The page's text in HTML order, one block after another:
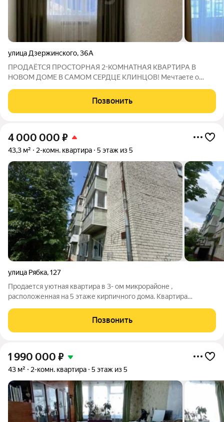
улица Дзержинского,36А
ПРОДАЁТСЯ ПРОСТОРНАЯ 2-КОМНАТНАЯ КВАРТИРА В
НОВОМ ДОМЕ В САМОМ СЕРДЦЕ КЛИНЦОВ! Мечтаете о
требует дополнительных вложений? Ваш идеальный вариант
найден! О КВАРТИРЕ И РЕМОНТЕ: Продаётся светлая
Позвонить
4 000 000 ₽
43,3 м² 2-комн. квартира 5 этаж из 5
улица Рябка,127
Продается уютная квартира в 3- ом микрорайоне ,
расположенная на 5 этаже кирпичного дома. Квартира
обеспечивает комфортное проживание. Просторный балкон ,
что делает ее идеальным местом для отдыха
Позвонить
1 990 000 ₽
43 м² 2-комн. квартира 5 этаж из 5